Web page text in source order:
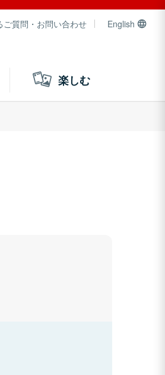
ご質問・お問い合わせ English
楽しむ